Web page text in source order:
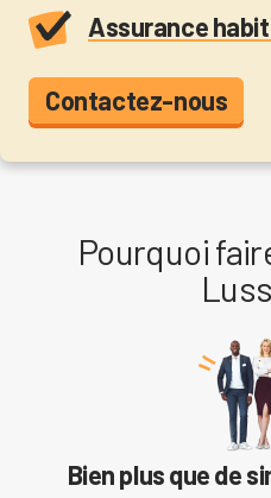
Assurance
Contactez-nous
Pourquoi
Bien plus que de